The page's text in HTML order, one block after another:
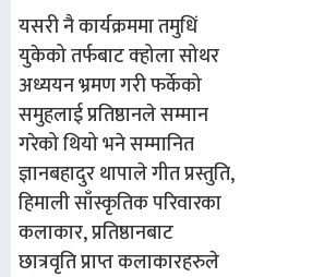
यसरी नै कार्यक्रममा तमुधिं
युकेको तर्फबाट क्होला सोथर
अध्ययन भ्रमण गरी फर्केको
समुहलाई प्रतिष्ठानले सम्मान
गरेको थियो भने सम्मानित
ज्ञानबहादुर थापाले गीत प्रस्तुति,
हिमाली साँस्कृतिक परिवारका
कलाकार, प्रतिष्ठानबाट
छात्रवृति प्राप्त कलाकारहरुले